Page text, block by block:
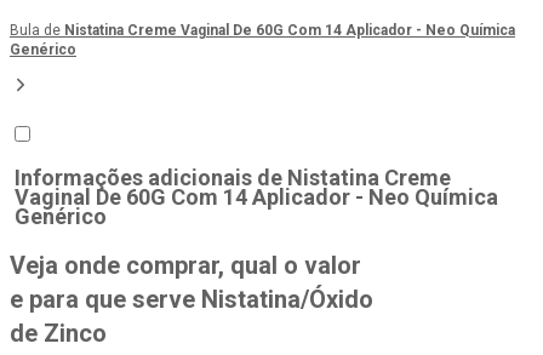
Bula de Nistatina Creme Vaginal De 60G Com 14 Aplicador - Neo Química
Genérico
Informações adicionais de Nistatina Creme
Vaginal De 60G Com 14 Aplicador - Neo Química
Genérico
Veja onde comprar, qual o valor
e para que serve Nistatina/Óxido
de Zinco